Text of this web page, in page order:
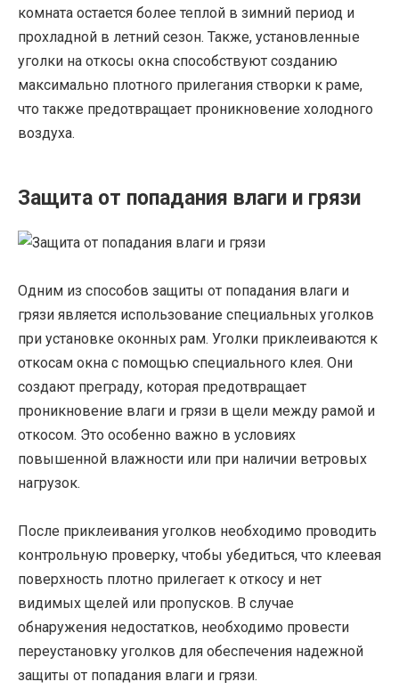
комната остается более теплой в зимний период и
прохладной в летний сезон. Также, установленные
уголки на откосы окна способствуют созданию
максимально плотного прилегания створки к раме,
что также предотвращает проникновение холодного
воздуха.
Защита от попадания влаги и грязи
Одним из способов защиты от попадания влаги и
грязи является использование специальных уголков
при установке оконных рам. Уголки приклеиваются к
откосам окна с помощью специального клея. Они
создают преграду, которая предотвращает
проникновение влаги и грязи в щели между рамой и
откосом. Это особенно важно в условиях
повышенной влажности или при наличии ветровых
нагрузок.
После приклеивания уголков необходимо проводить
контрольную проверку, чтобы убедиться, что клеевая
поверхность плотно прилегает к откосу и нет
видимых щелей или пропусков. В случае
обнаружения недостатков, необходимо провести
переустановку уголков для обеспечения надежной
защиты от попадания влаги и грязи.